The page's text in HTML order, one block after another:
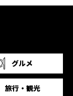
グルメ
旅行・観光